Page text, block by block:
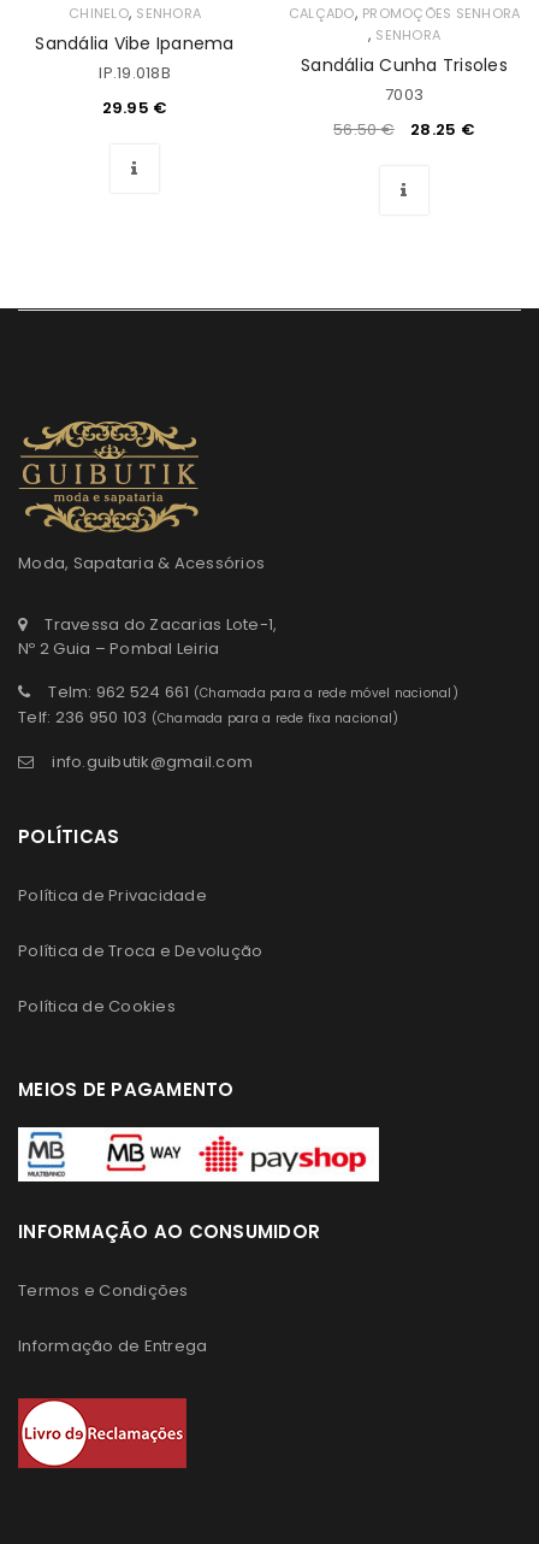
CHINELO, SENHORA
Sandália Vibe Ipanema
IP.19.018B
29.95 €
CALÇADO, PROMOÇÕES SENHORA
, SENHORA
Sandália Cunha Trisoles
7003
56.50€ 28.25 €
Moda, Sapataria & Acessórios
Travessa do Zacarias Lote-1,
Nº 2 Guia – Pombal Leiria
Telm: 962 524 661 (Chamada para a rede móvel nacional)
Telf: 236 950 103 (Chamada para a rede fixa nacional)
info.guibutik@gmail.com
POLÍTICAS
Política de Privacidade
Política de Troca e Devolução
Política de Cookies
MEIOS DE PAGAMENTO
INFORMAÇÃO AO CONSUMIDOR
Termos e Condições
Informação de Entrega